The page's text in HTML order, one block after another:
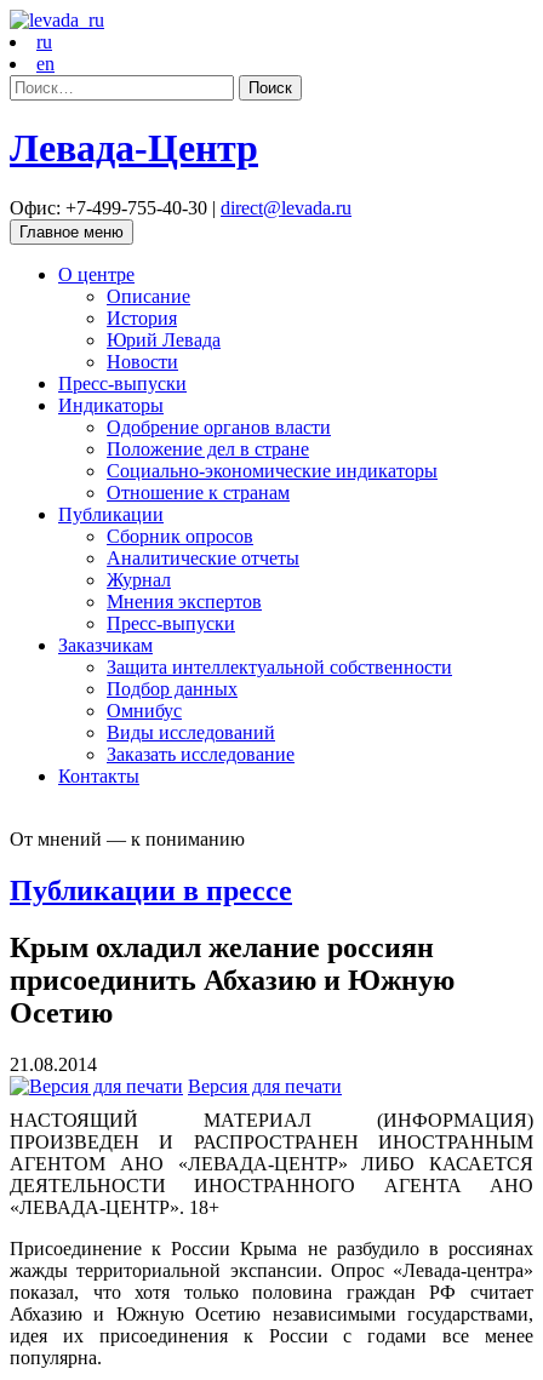
ru
en
Найти:
Левада-Центр
Офис: +7-499-755-40-30 | direct@levada.ru
Главное меню
О центре
Описание
История
Юрий Левада
Новости
Пресс-выпуски
Индикаторы
Одобрение органов власти
Положение дел в стране
Социально-экономические индикаторы
Отношение к странам
Публикации
Сборник опросов
Аналитические отчеты
Журнал
Мнения экспертов
Пресс-выпуски
Заказчикам
Защита интеллектуальной собственности
Подбор данных
Омнибус
Виды исследований
Заказать исследование
Контакты
От мнений — к пониманию
Публикации в прессе
Крым охладил желание россиян
присоединить Абхазию и Южную
Осетию
21.08.2014
Версия для печати
НАСТОЯЩИЙ МАТЕРИАЛ (ИНФОРМАЦИЯ)
ПРОИЗВЕДЕН И РАСПРОСТРАНЕН ИНОСТРАННЫМ
АГЕНТОМ АНО «ЛЕВАДА-ЦЕНТР» ЛИБО КАСАЕТСЯ
ДЕЯТЕЛЬНОСТИ ИНОСТРАННОГО АГЕНТА АНО
«ЛЕВАДА-ЦЕНТР». 18+
Присоединение к России Крыма не разбудило в россиянах
жажды территориальной экспансии. Опрос «Левада-центра»
показал, что хотя только половина граждан РФ считает
Абхазию и Южную Осетию независимыми государствами,
идея их присоединения к России с годами все менее
популярна.